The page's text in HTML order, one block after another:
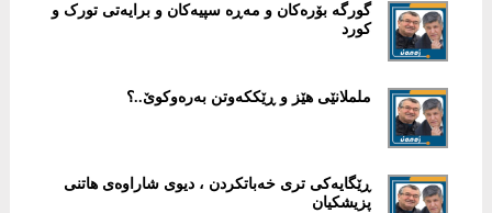
گورگە بۆرەکان و مەڕە سپیەکان و برایەتی تورک و
کورد
ململانێی هێز و ڕێککەوتن بەرەوکوێ..؟
ڕێگایەکی تری خەباتکردن ، دیوی شاراوەی هاتنی
پزیشکیان